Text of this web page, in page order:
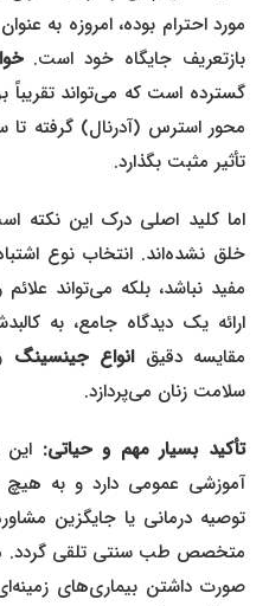
مورد احترام بوده، امروزه به
بازتعریف جایگاه خود است.
گسترده است که می‌تواند تقریباً
محور استرس (آدرنال) گرفته تا
تأثیر مثبت بگذارد.
اما کلید اصلی درک این نکته
خلق نشده‌اند. انتخاب نوع
مفید نباشد، بلکه می‌تواند علائم
ارائه یک دیدگاه جامع، به
مقایسه دقیقانواع جینسینگو
سلامت زنان می‌پردازد.
تأکید بسیار مهم و حیاتی:این
آموزشی عمومی دارد و به هیچ
توصیه درمانی یا جایگزین
متخصص طب سنتی تلقی گردد.
صورت داشتن بیماری‌های